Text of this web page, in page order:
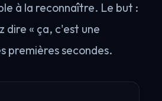
à la reconnaître. Le but :
dire « ça, c'est une
premières secondes.